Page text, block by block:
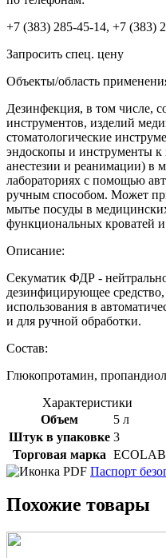
+7 (383) 285-45-14, +7 (383)
Запросить спец. цену
Объекты/область
Дезинфекция, в том числе,
инструментов, изделий
стоматологические
эндоскопы и инструменты
анестезии и реанимации) в
лабораториях с помощью
ручным способом. Может
мытье посуды в
функциональных кроватей и
Описание:
Секуматик ФДР -
дезинфицирующее средство,
использования в
и для ручной обработки.
Состав:
Глюкопротамин,
Характеристики
Объем
5 л
Штук в упаковке 3
Торговая марка ECOLAB
Паспорт
Похожие товары